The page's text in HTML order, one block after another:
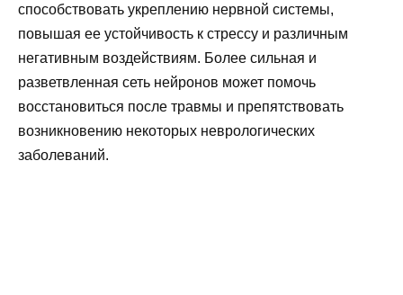
способствовать укреплению нервной системы,
повышая ее устойчивость к стрессу и различным
негативным воздействиям. Более сильная и
разветвленная сеть нейронов может помочь
восстановиться после травмы и препятствовать
возникновению некоторых неврологических
заболеваний.